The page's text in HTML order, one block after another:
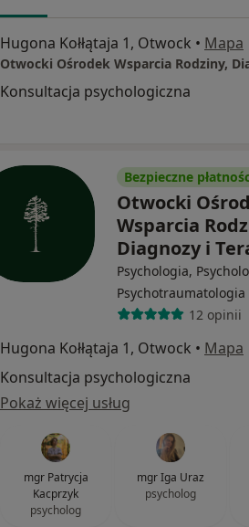
Hugona Kołłątaja 1, Otwock • Mapa
Konsultacja psychologiczna
Bezpieczne
Otwocki
Wsparcia
Diagnozy i
Psychologia,
Psychotraumatologia
12 opinii
Hugona Kołłątaja 1, Otwock • Mapa
Konsultacja psychologiczna
Pokaż więcej usług
mgr Patrycja
Kacprzyk
psycholog
mgr Iga Uraz
psycholog